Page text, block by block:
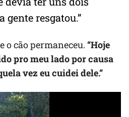
gente resgatou.”
o cão permaneceu. “Hoje
pro meu lado por causa
vez eu cuidei dele.”